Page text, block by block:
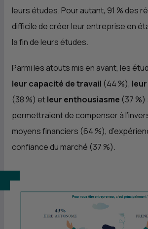
leurs études. Pour autant, 91 % des
difficile de créer leur entreprise en
la fin de leurs études.
Parmi les atouts mis en avant, les
leur capacité de travail (44 %),
(38 %) etleur enthousiasme (37 %)
permettraient de compenser à
moyens financiers (64 %),
confiance du marché (37 %).